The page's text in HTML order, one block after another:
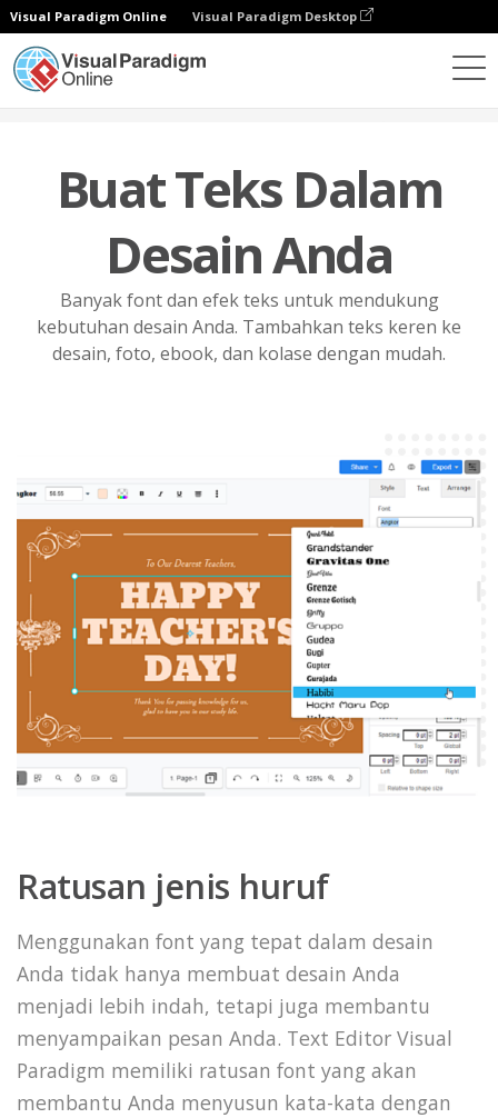
Visual Paradigm Online Visual Paradigm Desktop
Buat Teks Dalam
Desain Anda
Banyak font dan efek teks untuk mendukung
kebutuhan desain Anda. Tambahkan teks keren ke
desain, foto, ebook, dan kolase dengan mudah.
Ratusan jenis huruf
Menggunakan font yang tepat dalam desain
Anda tidak hanya membuat desain Anda
menjadi lebih indah, tetapi juga membantu
menyampaikan pesan Anda. Text Editor Visual
Paradigm memiliki ratusan font yang akan
membantu Anda menyusun kata-kata dengan